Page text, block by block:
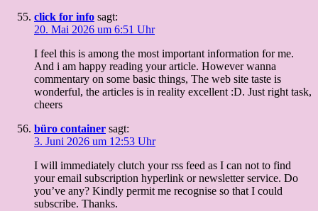
click for info sagt:
20. Mai 2026 um 6:51 Uhr
I feel this is among the most important information for me.
And i am happy reading your article. However wanna
commentary on some basic things, The web site taste is
wonderful, the articles is in reality excellent :D. Just right task,
cheers
büro container sagt:
3. Juni 2026 um 12:53 Uhr
I will immediately clutch your rss feed as I can not to find
your email subscription hyperlink or newsletter service. Do
you’ve any? Kindly permit me recognise so that I could
subscribe. Thanks.